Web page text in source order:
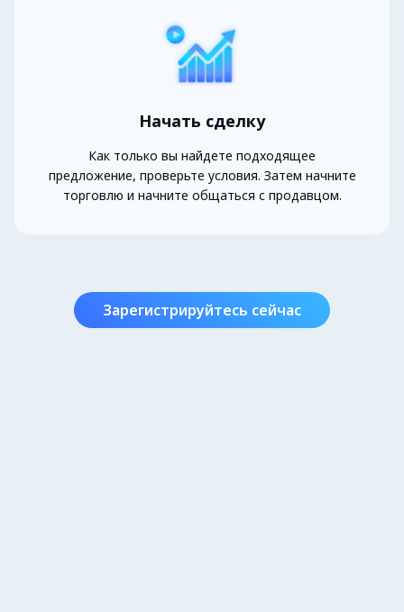
Начать сделку
Как только вы найдете подходящее
предложение, проверьте условия. Затем начните
торговлю и начните общаться с продавцом.
Зарегистрируйтесь сейчас